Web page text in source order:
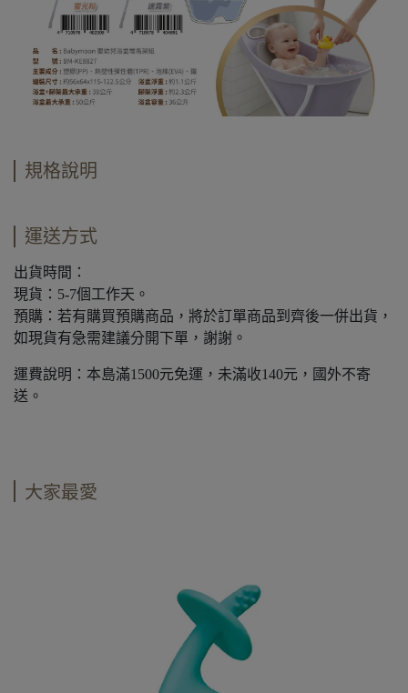
規格說明
運送方式
出貨時間：
現貨：5-7個工作天。
預購：若有購買預購商品，將於訂單商品到齊後一併出貨，
如現貨有急需建議分開下單，謝謝。
運費說明：本島滿1500元免運，未滿收140元，國外不寄
送。
大家最愛